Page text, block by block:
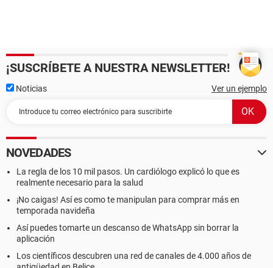
¡SUSCRÍBETE A NUESTRA NEWSLETTER!
Noticias Ver un ejemplo
NOVEDADES
La regla de los 10 mil pasos. Un cardiólogo explicó lo que es
realmente necesario para la salud
¡No caigas! Así es como te manipulan para comprar más en
temporada navideña
Así puedes tomarte un descanso de WhatsApp sin borrar la
aplicación
Los científicos descubren una red de canales de 4.000 años de